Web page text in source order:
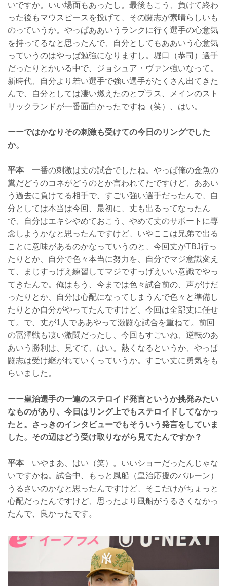
いですか。いい場面もあったし。最後もこう、負けて終わ
った後もマウスピースを投げて、その闘志が素晴らしいも
のっていうか。やっぱああいうランクに行く選手の心意気
を持ってるなと思ったんで、自分としてもああいう心意気
っていうのはやっぱ勉強になりますし。堀口（恭司）選手
だったりとかいる中で、ジョシュア・ヴァン強いなって。
新時代、自分より若い選手で強い選手がたくさん出てきた
んで、自分としては凄い燃えたのとプラス、メインのスト
リックランドが一番面白かったですね（笑）、はい。
ーーではかなりその刺激も受けての今日のリングでした
か。
平本一番の刺激は丈の試合でしたね。やっぱ俺の金魚の
糞だどうのコネがどうのとか言われてたですけど、ああい
う過去に負けてる相手で、すごい強い選手だったんで、自
分としては本当は今回、最初に、丈も出るってなったん
で、自分はエキシやめておこう、やめて丈のサポートに専
念しようかなと思ったんですけど、いやここは兄弟で出る
ことに意味があるのかなっていうのと、今回丈がTBJ行っ
たりとか、自分で色々本当に努力を、自分でマジ意識変え
て、まじすっげえ練習してマジですっげえいい意識でやっ
てきたんで。俺はもう、今までは色々試合前の、声がけだ
ったりとか、自分は心配になってしまうんで色々と準備し
たりとか自分がやってたんですけど、今回は全部丈に任せ
て。で、丈が1人でああやって激闘な試合を重ねて。前回
の冨澤戦も凄い激闘だったし、今回もすごいね、逆転のあ
あいう勝利は、見てて、はい。熱くなるというか、やっぱ
闘志は受け継がれていくっていうか。すごい丈に勇気をも
らいました。
ーー皇治選手の一連のステロイド発言というか挑発みたい
なものがあり、今日はリング上でもステロイドしてなかっ
たと。さっきのインタビューでもそういう発言をしていま
した。その辺はどう受け取りながら見てたんですか？
平本いやまあ、はい（笑）。いいショーだったんじゃな
いですかね。試合中、もっと風船（皇治応援のバルーン）
うるさいのかなと思ったんですけど、そこだけがちょっと
心配だったんですけど、思ったより風船がうるさくなかっ
たんで、良かったです。